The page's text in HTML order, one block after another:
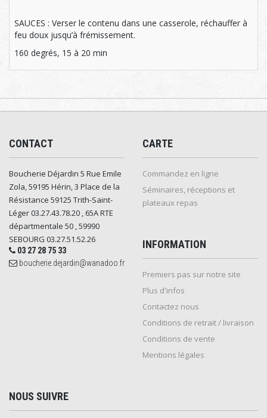
SAUCES : Verser le contenu dans une casserole, réchauffer à
feu doux jusqu’à frémissement.
160 degrés, 15 à 20 min
CONTACT
Boucherie Déjardin 5 Rue Emile
Zola, 59195 Hérin, 3 Place de la
Résistance 59125 Trith-Saint-
Léger 03.27.43.78.20 , 65A RTE
départmentale 50 , 59990
SEBOURG 03.27.51.52.26
03 27 28 75 33
boucherie.dejardin@wanadoo.fr
CARTE
Commandez en ligne
Séminaires, réceptions et
plateaux repas
INFORMATION
Premiers pas sur notre site
Plus d'infos
Contactez nous
Conditions de retrait / livraison
Conditions de vente
Mentions légales
NOUS SUIVRE